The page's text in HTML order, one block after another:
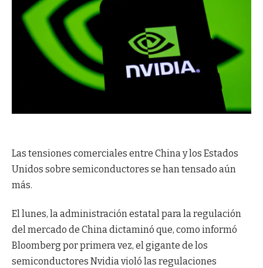
Las tensiones comerciales entre China y los Estados
Unidos sobre semiconductores se han tensado aún
más.
El lunes, la administración estatal para la regulación
del mercado de China dictaminó que, como informó
Bloomberg por primera vez, el gigante de los
semiconductores Nvidia violó las regulaciones